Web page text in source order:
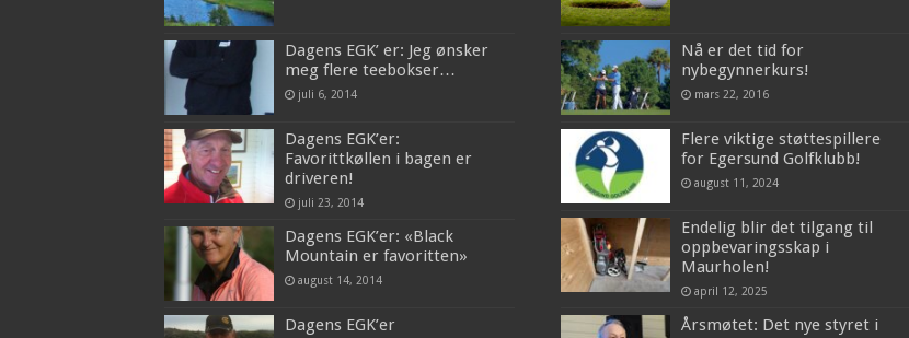
Dagens EGK’ er: Jeg ønsker
meg flere teebokser…
juli 6, 2014
Dagens EGK’er:
Favorittkøllen i bagen er
driveren!
juli 23, 2014
Dagens EGK’er: «Black
Mountain er favoritten»
august 14, 2014
Dagens EGK’er
Nå er det tid for
nybegynnerkurs!
mars 22, 2016
Flere viktige støttespillere
for Egersund Golfklubb!
august 11, 2024
Endelig blir det tilgang til
oppbevaringsskap i
Maurholen!
april 12, 2025
Årsmøtet: Det nye styret i